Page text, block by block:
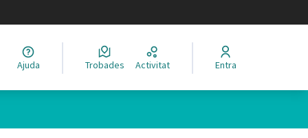
Elegir el idioma
Ajuda Trobades Activitat Entra